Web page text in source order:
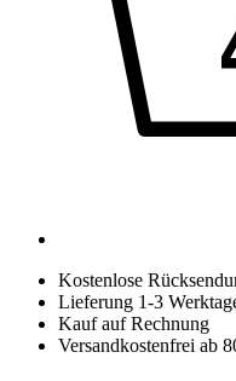
Kostenlose
Lieferung 1-3
Kauf auf Rechnung
Versandkostenfrei ab